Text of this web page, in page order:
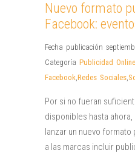
Nuevo formato
Facebook:
Fecha publicación
Categoría Publicidad Online
Facebook,Redes Sociales,
Por si no fueran
disponibles hasta
lanzar un nuevo
a las marcas incluir